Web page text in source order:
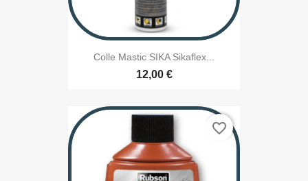
Colle Mastic SIKA Sikaflex...
12,00 €
favorite_border